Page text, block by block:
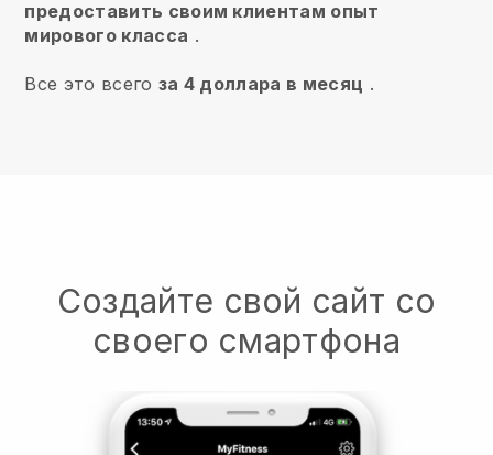
предоставить своим клиентам опыт
мирового класса .
Все это всего за 4 доллара в месяц .
Создайте свой сайт со
своего смартфона